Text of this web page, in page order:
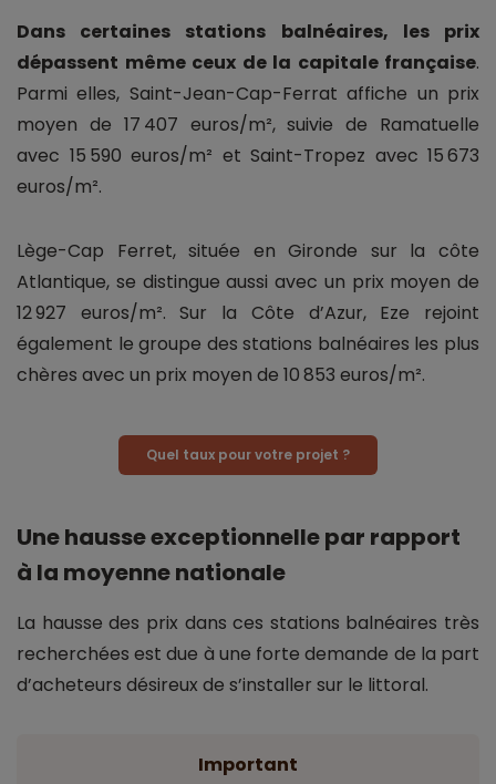
Dans certaines stations balnéaires, les prix
dépassent même ceux de la capitale française.
Parmi elles, Saint-Jean-Cap-Ferrat affiche un prix
moyen de 17 407 euros/m², suivie de Ramatuelle
avec 15 590 euros/m² et Saint-Tropez avec 15 673
euros/m².
Lège-Cap Ferret, située en Gironde sur la côte
Atlantique, se distingue aussi avec un prix moyen de
12 927 euros/m². Sur la Côte d’Azur, Eze rejoint
également le groupe des stations balnéaires les plus
chères avec un prix moyen de 10 853 euros/m².
Quel taux pour votre projet ?
Une hausse exceptionnelle par rapport
à la moyenne nationale
La hausse des prix dans ces stations balnéaires très
recherchées est due à une forte demande de la part
d’acheteurs désireux de s’installer sur le littoral.
Important